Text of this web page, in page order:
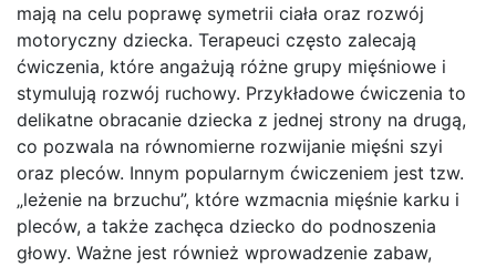
mają na celu poprawę symetrii ciała oraz rozwój
motoryczny dziecka. Terapeuci często zalecają
ćwiczenia, które angażują różne grupy mięśniowe i
stymulują rozwój ruchowy. Przykładowe ćwiczenia to
delikatne obracanie dziecka z jednej strony na drugą,
co pozwala na równomierne rozwijanie mięśni szyi
oraz pleców. Innym popularnym ćwiczeniem jest tzw.
„leżenie na brzuchu”, które wzmacnia mięśnie karku i
pleców, a także zachęca dziecko do podnoszenia
głowy. Ważne jest również wprowadzenie zabaw,